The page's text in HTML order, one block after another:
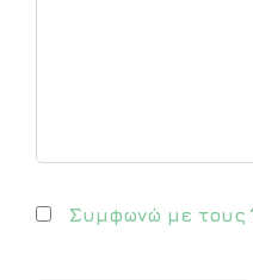
Συμφωνώ με τους